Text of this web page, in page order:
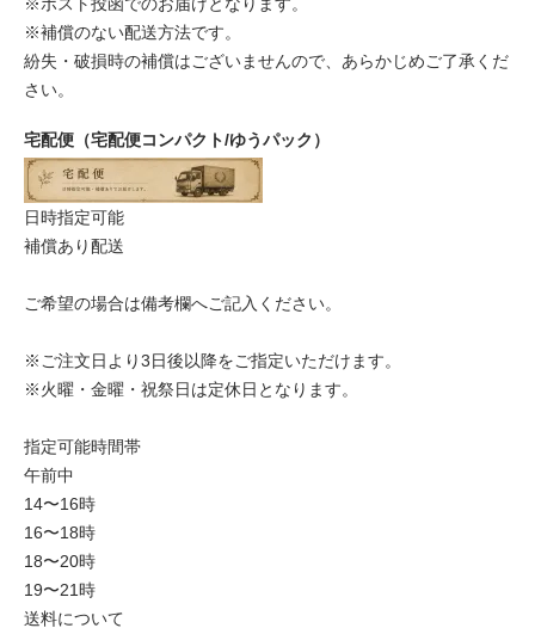
※補償のない配送方法です。
紛失・破損時の補償はございませんので、あらかじめご了承くだ
さい。
宅配便（宅配便コンパクト/ゆうパック）
日時指定可能
補償あり配送
ご希望の場合は備考欄へご記入ください。
※ご注文日より3日後以降をご指定いただけます。
※火曜・金曜・祝祭日は定休日となります。
指定可能時間帯
午前中
14〜16時
16〜18時
18〜20時
19〜21時
送料について